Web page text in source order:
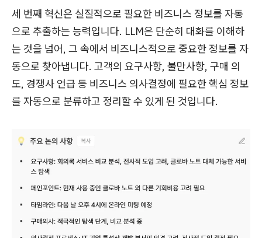
세 번째 혁신은 실질적으로 필요한 비즈니스 정보를 자동
으로 추출하는 능력입니다. LLM은 단순히 대화를 이해하
는 것을 넘어, 그 속에서 비즈니스적으로 중요한 정보를 자
동으로 찾아냅니다. 고객의 요구사항, 불만사항, 구매 의
도, 경쟁사 언급 등 비즈니스 의사결정에 필요한 핵심 정보
를 자동으로 분류하고 정리할 수 있게 된 것입니다.